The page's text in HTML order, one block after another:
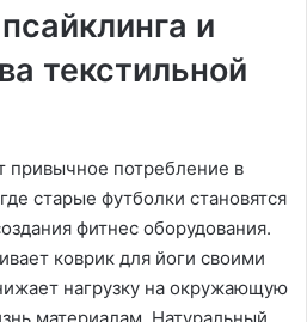
и
текстильной
привычное потребление в
старые футболки становятся
фитнес оборудования.
коврик для йоги своими
нагрузку на окружающую